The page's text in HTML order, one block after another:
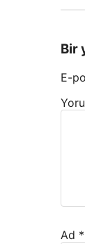
Bir
E-
Ad *